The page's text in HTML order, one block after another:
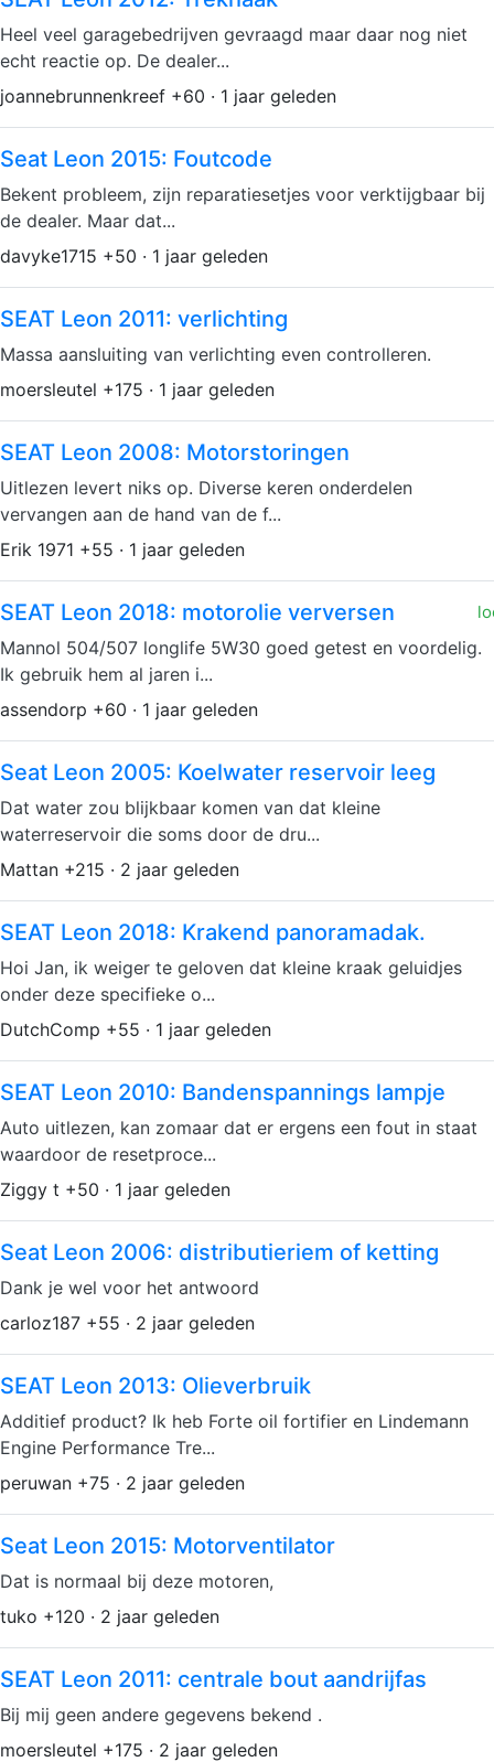
Heel veel garagebedrijven gevraagd maar daar nog niet
echt reactie op. De dealer...
joannebrunnenkreef +60 · 1 jaar geleden
Seat Leon 2015: Foutcode
Bekent probleem, zijn reparatiesetjes voor verktijgbaar bij
de dealer. Maar dat...
davyke1715 +50 · 1 jaar geleden
SEAT Leon 2011: verlichting
Massa aansluiting van verlichting even controlleren.
moersleutel +175 · 1 jaar geleden
SEAT Leon 2008: Motorstoringen
Uitlezen levert niks op. Diverse keren onderdelen
vervangen aan de hand van de f...
Erik 1971 +55 · 1 jaar geleden
SEAT Leon 2018: motorolie verversen
Mannol 504/507 longlife 5W30 goed getest en voordelig.
Ik gebruik hem al jaren i...
assendorp +60 · 1 jaar geleden
Seat Leon 2005: Koelwater reservoir leeg
Dat water zou blijkbaar komen van dat kleine
waterreservoir die soms door de dru...
Mattan +215 · 2 jaar geleden
SEAT Leon 2018: Krakend panoramadak.
Hoi Jan, ik weiger te geloven dat kleine kraak geluidjes
onder deze specifieke o...
DutchComp +55 · 1 jaar geleden
SEAT Leon 2010: Bandenspannings lampje
Auto uitlezen, kan zomaar dat er ergens een fout in staat
waardoor de resetproce...
Ziggy t +50 · 1 jaar geleden
Seat Leon 2006: distributieriem of ketting
Dank je wel voor het antwoord
carloz187 +55 · 2 jaar geleden
SEAT Leon 2013: Olieverbruik
Additief product? Ik heb Forte oil fortifier en Lindemann
Engine Performance Tre...
peruwan +75 · 2 jaar geleden
Seat Leon 2015: Motorventilator
Dat is normaal bij deze motoren,
tuko +120 · 2 jaar geleden
SEAT Leon 2011: centrale bout aandrijfas
Bij mij geen andere gegevens bekend .
moersleutel +175 · 2 jaar geleden